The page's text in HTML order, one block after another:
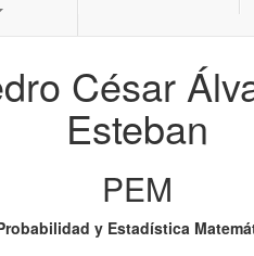
César
Esteban
PEM
y Estadística